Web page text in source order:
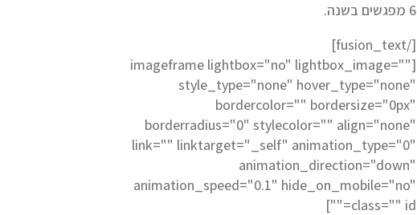
6 מפגשים בשנה.
[/fusion_text]
[imageframe lightbox="no" lightbox_image=""
style_type="none" hover_type="none"
bordercolor="" bordersize="0px"
borderradius="0" stylecolor="" align="none"
link="" linktarget="_self" animation_type="0"
animation_direction="down"
animation_speed="0.1" hide_on_mobile="no"
class="" id=""]